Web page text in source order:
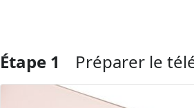
Étape 1 Préparer le